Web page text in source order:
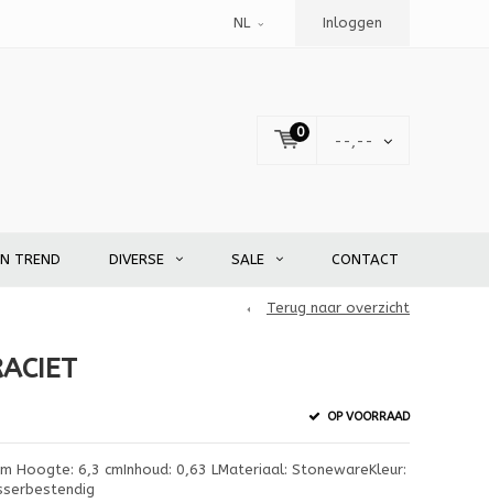
NL Inloggen
0
--,--
TREND DIVERSE SALE CONTACT
Terug naar overzicht
OP VOORRAAD
Hoogte: 6,3 cmInhoud: 0,63 LMateriaal: StonewareKleur: